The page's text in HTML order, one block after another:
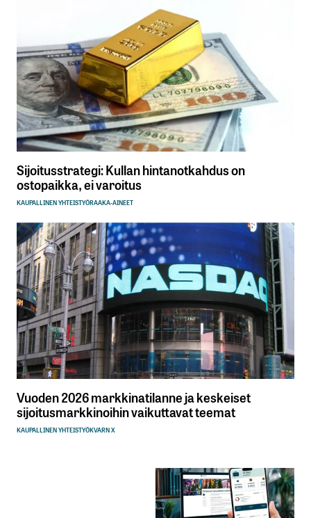
Sijoitusstrategi: Kullan hintanotkahdus on
ostopaikka, ei varoitus
KAUPALLINEN YHTEISTYÖRAAKA-AINEET
Vuoden 2026 markkinatilanne ja keskeiset
sijoitusmarkkinoihin vaikuttavat teemat
KAUPALLINEN YHTEISTYÖKVARN X